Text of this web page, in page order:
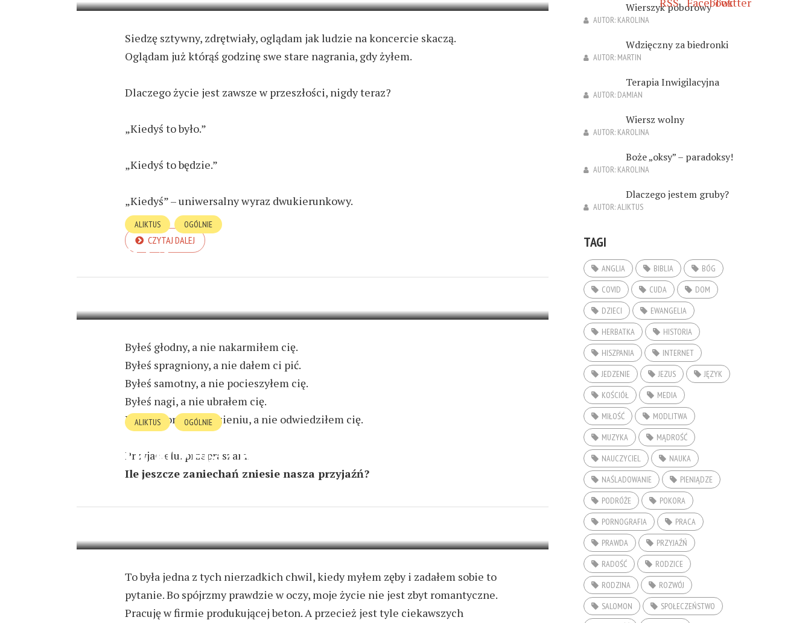
Siedzę sztywny, zdrętwiały, oglądam jak ludzie na koncercie skaczą.
Oglądam już którąś godzinę swe stare nagrania, gdy żyłem.
Dlaczego życie jest zawsze w przeszłości, nigdy teraz?
„Kiedyś to było.”
„Kiedyś to będzie.”
„Kiedyś” – uniwersalny wyraz dwukierunkowy.
CZYTAJ DALEJ
ALIKTUS OGÓLNIE
ILE?
Byłeś głodny, a nie nakarmiłem cię.
Byłeś spragniony, a nie dałem ci pić.
Byłeś samotny, a nie pocieszyłem cię.
Byłeś nagi, a nie ubrałem cię.
Byłeś chory i w więzieniu, a nie odwiedziłem cię.
Przyjacielu, przepraszam.
Ile jeszcze zaniechań zniesie nasza przyjaźń?
ALIKTUS OGÓLNIE
DLACZEGO BÓG MNIE ROBI W
CH*JA?
To była jedna z tych nierzadkich chwil, kiedy myłem zęby i zadałem sobie to
pytanie. Bo spójrzmy prawdzie w oczy, moje życie nie jest zbyt romantyczne.
Pracuję w firmie produkującej beton. A przecież jest tyle ciekawszych
Wierszyk poborowy
AUTOR: KAROLINA
Wdzięczny za biedronki
AUTOR: MARTIN
Terapia Inwigilacyjna
AUTOR: DAMIAN
Wiersz wolny
AUTOR: KAROLINA
Boże „oksy” – paradoksy!
AUTOR: KAROLINA
Dlaczego jestem gruby?
AUTOR:ALIKTUS
TAGI
ANGLIA BIBLIA
BÓG
COVID
CUDA
DOM
DZIECI
EWANGELIA
HERBATKA
HISTORIA
HISZPANIA
INTERNET
JEDZENIE
JEZUS
JĘZYK
KOŚCIÓŁ
MEDIA
MIŁOŚĆ
MODLITWA
MUZYKA
MĄDROŚĆ
NAUCZYCIEL
NAUKA
NAŚLADOWANIE
PIENIĄDZE
PODRÓŻE
POKORA
PORNOGRAFIA
PRACA
PRAWDA
PRZYJAŹŃ
RADOŚĆ
RODZICE
RODZINA
ROZWÓJ
SALOMON
SPOŁECZEŃSTWO